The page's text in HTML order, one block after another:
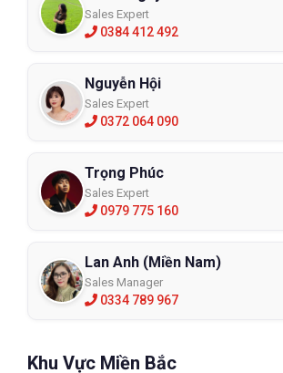
Sales Expert
0384 412 492
Nguyễn Hội
Sales Expert
0372 064 090
Trọng Phúc
Sales Expert
0979 775 160
Lan Anh (Miền Nam)
Sales Manager
0334 789 967
Khu Vực Miền Bắc